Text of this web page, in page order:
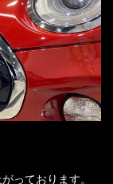
っております。